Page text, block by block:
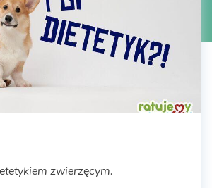
zwierzęcym.